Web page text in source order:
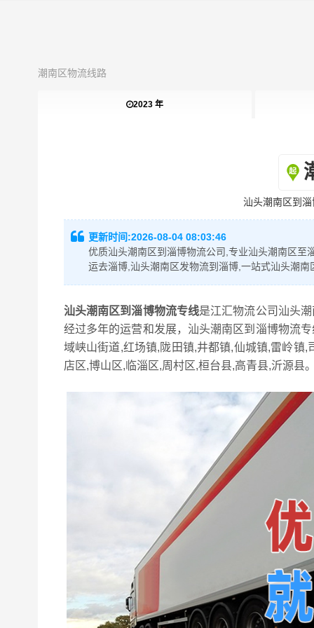
潮南区物流线路
2023 年
汕头潮南区到
更新时间:2026-08-04 08:03:46
优质汕头潮南区到淄博物流公司,专业汕头潮南区
运去淄博,汕头潮南区发物流到淄博,一站式汕头潮南
汕头潮南区到淄博物流专线是江汇物流公司汕头
经过多年的运营和发展，汕头潮南区到淄博物流
域峡山街道,红场镇,陇田镇,井都镇,仙城镇,雷岭镇
店区,博山区,临淄区,周村区,桓台县,高青县,沂源县